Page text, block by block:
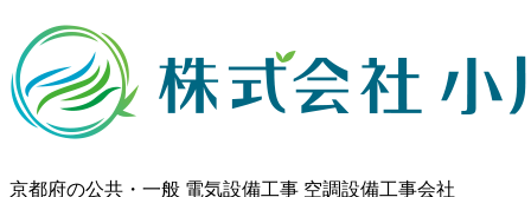
京都府の公共・一般 電気設備工事 空調設備工事会社